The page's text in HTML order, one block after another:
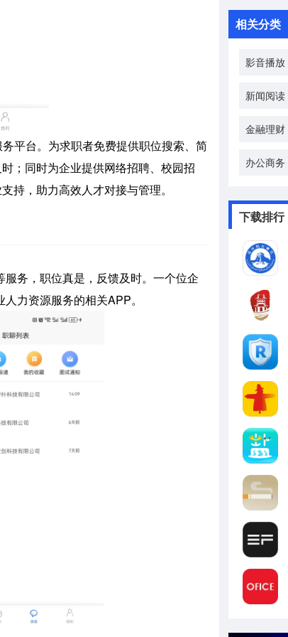
平台。为求职者免费提供职位搜索、简
；同时为企业提供网络招聘、校园招
持，助力高效人才对接与管理。
务，职位真是，反馈及时。一个位企
力资源服务的相关APP。
相关分类
影音播放
新闻阅读
金融理财
办公商务
下载排行